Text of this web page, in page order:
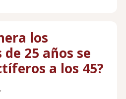
los
25 años se
a los 45?